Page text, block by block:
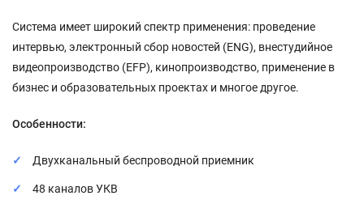
Система имеет широкий спектр применения: проведение
интервью, электронный сбор новостей (ENG), внестудийное
видеопроизводство (EFP), кинопроизводство, применение в
бизнес и образовательных проектах и многое другое.
Особенности:
Двухканальный беспроводной приемник
48 каналов УКВ